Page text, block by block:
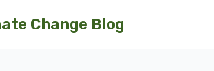
Change Blog